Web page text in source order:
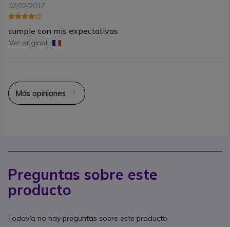
02/02/2017
cumple con mis expectativas
Ver original
Más opiniones
Preguntas sobre este
producto
Todavía no hay preguntas sobre este producto